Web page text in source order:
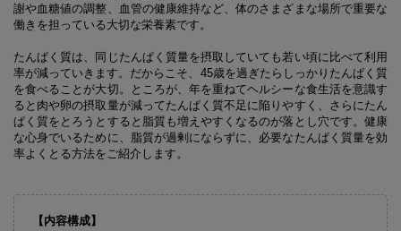
謝や血糖値の調整、血管の健康維持など、体のさまざまな場所で重要な
働きを担っている大切な栄養素です。
たんぱく質は、同じたんぱく質量を摂取していても若い頃に比べて利用
率が減っていきます。だからこそ、45歳を過ぎたらしっかりたんぱく質
を食べることが大切。ところが、年を重ねてヘルシーな食生活を意識す
ると肉や卵の摂取量が減ってたんぱく質不足に陥りやすく、さらにたん
ぱく質をとろうとすると脂質も増えやすくなるのが落とし穴です。健康
な心身でいるために、脂質が過剰にならずに、必要なたんぱく質量を効
率よくとる方法をご紹介します。
【内容構成】